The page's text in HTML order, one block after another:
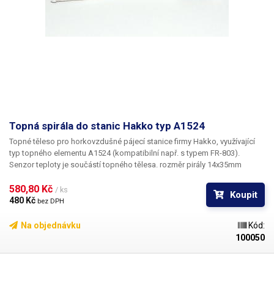
Topná spirála do stanic Hakko typ A1524
Topné těleso pro horkovzdušné pájecí stanice firmy Hakko, využívající
typ topného elementu A1524 (kompatibilní např. s typem FR-803).
580,80 Kč / ks
480 Kč bez DPH
Koupit
Na objednávku
Kód:
100050